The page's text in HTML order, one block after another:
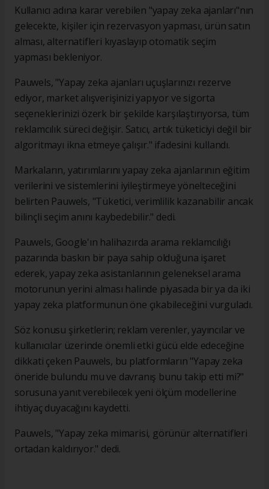
Kullanıcı adına karar verebilen "yapay zeka ajanları"nın
gelecekte, kişiler için rezervasyon yapması, ürün satın
alması, alternatifleri kıyaslayıp otomatik seçim
yapması bekleniyor.
Pauwels, "Yapay zeka ajanları uçuşlarınızı rezerve
ediyor, market alışverişinizi yapıyor ve sigorta
seçeneklerinizi özerk bir şekilde karşılaştırıyorsa, tüm
reklamcılık süreci değişir. Satıcı, artık tüketiciyi değil bir
algoritmayı ikna etmeye çalışır." ifadesini kullandı.
Markaların, yatırımlarını yapay zeka ajanlarının eğitim
verilerini ve sistemlerini iyileştirmeye yönelteceğini
belirten Pauwels, "Tüketici, verimlilik kazanabilir ancak
bilinçli seçim anını kaybedebilir." dedi.
Pauwels, Google'ın halihazırda arama reklamcılığı
pazarında baskın bir paya sahip olduğuna işaret
ederek, yapay zeka asistanlarının geleneksel arama
motorunun yerini alması halinde piyasada bir ya da iki
yapay zeka platformunun öne çıkabileceğini vurguladı.
Söz konusu şirketlerin; reklam verenler, yayıncılar ve
kullanıcılar üzerinde önemli etki gücü elde edeceğine
dikkati çeken Pauwels, bu platformların "Yapay zeka
öneride bulundu mu ve davranış bunu takip etti mi?"
sorusuna yanıt verebilecek yeni ölçüm modellerine
ihtiyaç duyacağını kaydetti.
Pauwels, "Yapay zeka mimarisi, görünür alternatifleri
ortadan kaldırıyor." dedi.